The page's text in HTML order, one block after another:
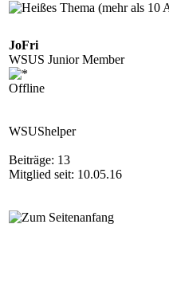
JoFri
WSUS Junior Member
Offline
WSUShelper
Beiträge: 13
Mitglied seit: 10.05.16